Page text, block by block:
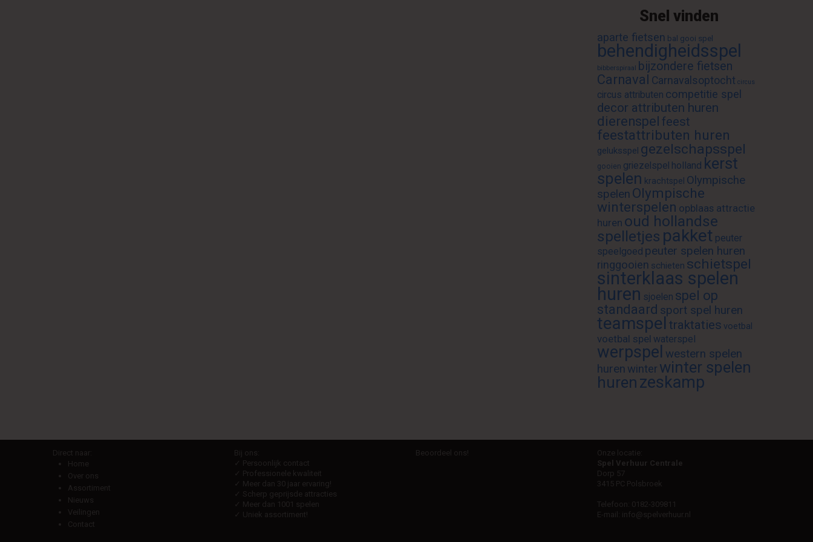
Snel vinden
aparte fietsen bal gooi spel
behendigheidsspel
bibberspiraal bijzondere fietsen
Carnaval Carnavalsoptocht circus
circus attributen competitie spel
decor attributen huren
dierenspel feest
feestattributen huren
geluksspel gezelschapsspel
gooien griezelspel holland kerst
spelen krachtspel Olympische
spelen Olympische
winterspelen opblaas attractie
huren oud hollandse
spelletjes pakket peuter
speelgoed peuter spelen huren
ringgooien schieten schietspel
sinterklaas spelen
huren sjoelen spel op
standaard sport spel huren
teamspeltraktaties voetbal
voetbal spel waterspel
werpspel western spelen
huren winter winter spelen
huren zeskamp
Onze locatie:
Spel Verhuur Centrale
Dorp 57
3415 PC Polsbroek
Telefoon: 0182-309811
E-mail: info@spelverhuur.nl
Direct naar:
Home
Over ons
Assortiment
Nieuws
Veilingen
Contact
Bij ons:
✓ Persoonlijk contact
✓ Professionele kwaliteit
✓ Meer dan 30 jaar ervaring!
✓ Scherp geprijsde attracties
✓ Meer dan 1001 spelen
✓ Uniek assortiment!
Beoordeel ons!